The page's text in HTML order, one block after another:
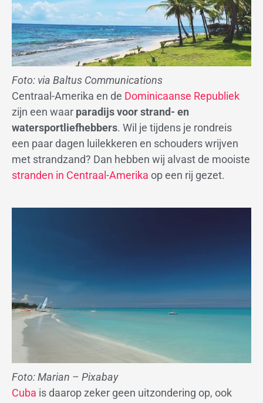
Foto: via Baltus Communications
Centraal-Amerika en de Dominicaanse Republiek
zijn een waar paradijs voor strand- en
watersportliefhebbers. Wil je tijdens je rondreis
een paar dagen luilekkeren en schouders wrijven
met strandzand? Dan hebben wij alvast de mooiste
stranden in Centraal-Amerika op een rij gezet.
Foto: Marian – Pixabay
Cuba is daarop zeker geen uitzondering op, ook